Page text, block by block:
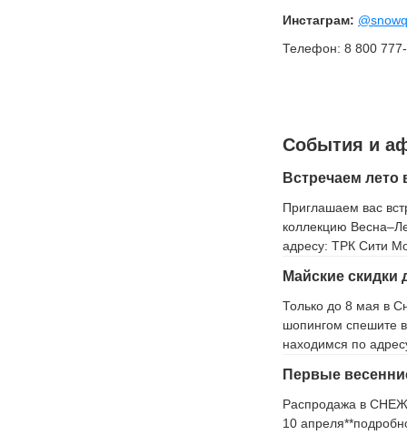
Инстаграм:
Телефон: 8 800
События и
Встречаем
Приглашаем вас
коллекцию
адресу: ТРК Сити
Майские скидки
Только до 8 мая в
шопингом спешите
находимся по
Первые
Распродажа в
10